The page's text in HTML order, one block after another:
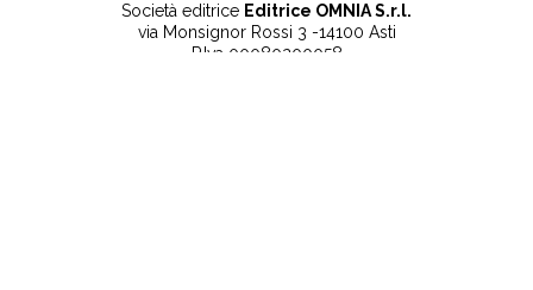
Società editrice Editrice OMNIA S.r.l.
via Monsignor Rossi 3 -14100 Asti
P.Iva 00080200058